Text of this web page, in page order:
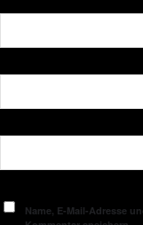
Name, E-Mail-Adresse